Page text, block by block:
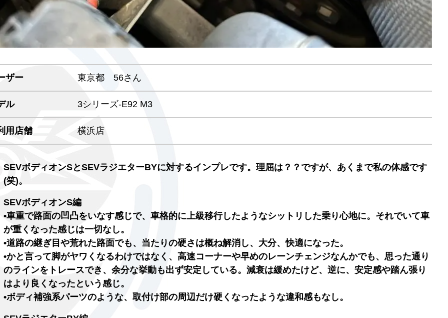
ザー 東京都 56さん
ル 3シリーズ-E92 M3
用店舗 横浜店
SEVボディオンSとSEVラジエターBYに対するインプレです。理屈は？？ですが、あくまで私の体感です
(笑)。
SEVボディオンS編
•車重で路面の凹凸をいなす感じで、車格的に上級移行したようなシットリした乗り心地に。それでいて車
が重くなった感じは一切なし。
•道路の継ぎ目や荒れた路面でも、当たりの硬さは概ね解消し、大分、快適になった。
•かと言って脚がヤワくなるわけではなく、高速コーナーや早めのレーンチェンジなんかでも、思った通り
のラインをトレースでき、余分な挙動も出ず安定している。減衰は緩めたけど、逆に、安定感や踏ん張り
はより良くなったという感じ。
•ボディ補強系パーツのような、取付け部の周辺だけ硬くなったような違和感もなし。